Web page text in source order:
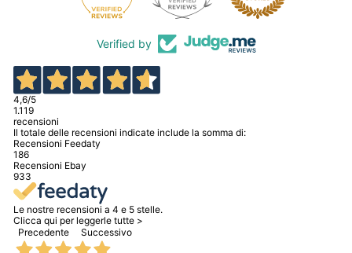
Verified by
4,6/5
1.119
recensioni
Il totale delle recensioni indicate include la somma di:
Recensioni Feedaty
186
Recensioni Ebay
933
Le nostre recensioni a 4 e 5 stelle.
Clicca qui per leggerle tutte >
Precedente
Successivo